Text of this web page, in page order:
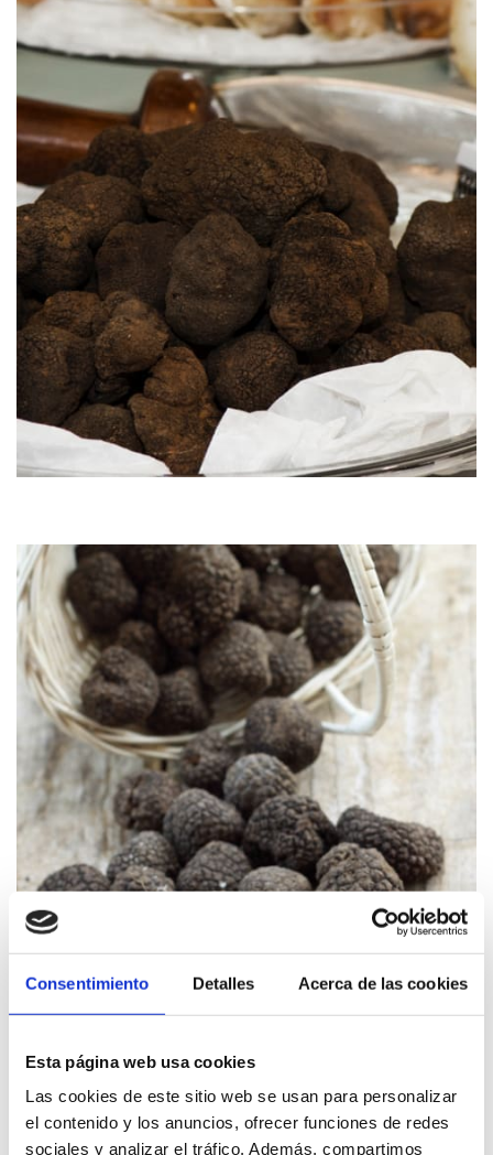
Consentimiento Detalles Acerca de las cookies
Esta página web usa cookies
Las cookies de este sitio web se usan para personalizar
el contenido y los anuncios, ofrecer funciones de redes
sociales y analizar el tráfico. Además, compartimos